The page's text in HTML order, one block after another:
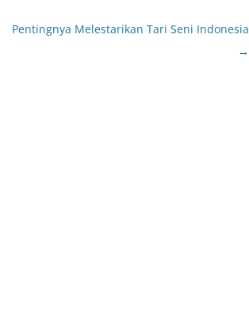
Pentingnya Melestarikan Tari Seni Indonesia
→